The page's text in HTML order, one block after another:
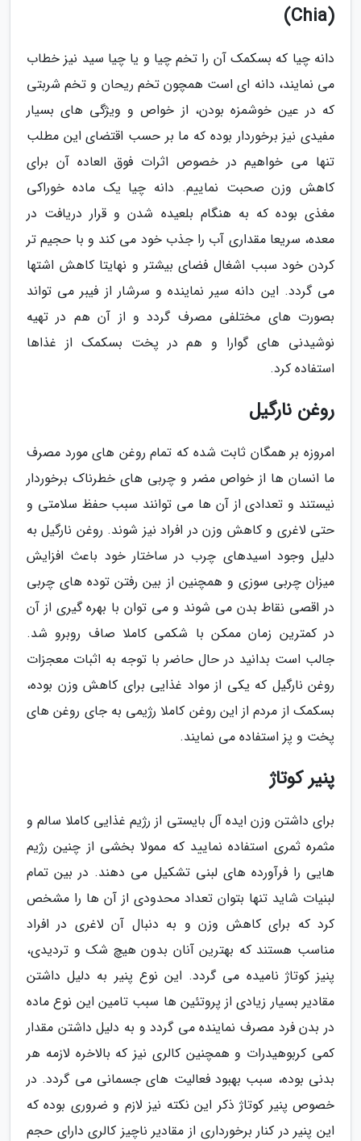
(Chia)
دانه چیا که بسکمک آن را تخم چیا و یا چیا سید نیز خطاب
می نمایند، دانه ای است همچون تخم ریحان و تخم شربتی
که در عین خوشمزه بودن، از خواص و ویژگی های بسیار
مفیدی نیز برخوردار بوده که ما بر حسب اقتضای این مطلب
تنها می خواهیم در خصوص اثرات فوق العاده آن برای
کاهش وزن صحبت نماییم. دانه چیا یک ماده خوراکی
مغذی بوده که به هنگام بلعیده شدن و قرار دریافت در
معده، سریعا مقداری آب را جذب خود می کند و با حجیم تر
کردن خود سبب اشغال فضای بیشتر و نهایتا کاهش اشتها
می گردد. این دانه سیر نماینده و سرشار از فیبر می تواند
بصورت های مختلفی مصرف گردد و از آن هم در تهیه
نوشیدنی های گوارا و هم در پخت بسکمک از غذاها
استفاده کرد.
روغن نارگیل
امروزه بر همگان ثابت شده که تمام روغن های مورد مصرف
ما انسان ها از خواص مضر و چربی های خطرناک برخوردار
نیستند و تعدادی از آن ها می توانند سبب حفظ سلامتی و
حتی لاغری و کاهش وزن در افراد نیز شوند. روغن نارگیل به
دلیل وجود اسیدهای چرب در ساختار خود باعث افزایش
میزان چربی سوزی و همچنین از بین رفتن توده های چربی
در اقصی نقاط بدن می شوند و می توان با بهره گیری از آن
در کمترین زمان ممکن با شکمی کاملا صاف روبرو شد.
جالب است بدانید در حال حاضر با توجه به اثبات معجزات
روغن نارگیل که یکی از مواد غذایی برای کاهش وزن بوده،
بسکمک از مردم از این روغن کاملا رژیمی به جای روغن های
پخت و پز استفاده می نمایند.
پنیر کوتاژ
برای داشتن وزن ایده آل بایستی از رژیم غذایی کاملا سالم و
مثمره ثمری استفاده نمایید که ممولا بخشی از چنین رژیم
هایی را فرآورده های لبنی تشکیل می دهند. در بین تمام
لبنیات شاید تنها بتوان تعداد محدودی از آن ها را مشخص
کرد که برای کاهش وزن و به دنبال آن لاغری در افراد
مناسب هستند که بهترین آنان بدون هیچ شک و تردیدی،
پنیز کوتاژ نامیده می گردد. این نوع پنیر به دلیل داشتن
مقادیر بسیار زیادی از پروتئین ها سبب تامین این نوع ماده
در بدن فرد مصرف نماینده می گردد و به دلیل داشتن مقدار
کمی کربوهیدرات و همچنین کالری نیز که بالاخره لازمه هر
بدنی بوده، سبب بهبود فعالیت های جسمانی می گردد. در
خصوص پنیر کوتاژ ذکر این نکته نیز لازم و ضروری بوده که
این پنیر در کنار برخورداری از مقادیر ناچیز کالری دارای حجم